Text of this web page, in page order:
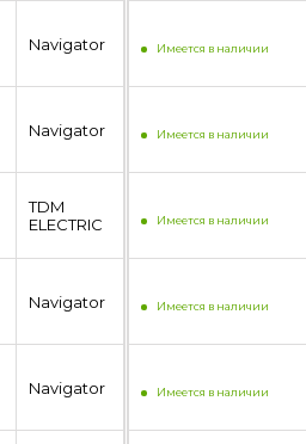
Navigator
Navigator
TDM
ЕLECTRIC
Navigator
Navigator
Имеется в наличии
Имеется в наличии
Имеется в наличии
Имеется в наличии
Имеется в наличии